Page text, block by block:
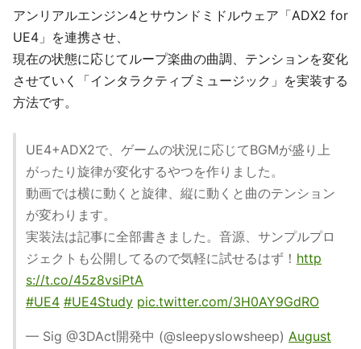
アンリアルエンジン4とサウンドミドルウェア「ADX2 for
UE4」を連携させ、
現在の状態に応じてループ楽曲の曲調、テンションを変化
させていく「インタラクティブミュージック」を実装する
方法です。
UE4+ADX2で、ゲームの状況に応じてBGMが盛り上
がったり旋律が変化するやつを作りました。
動画では横に動くと旋律、縦に動くと曲のテンション
が変わります。
実装法は記事に全部書きました。音源、サンプルプロ
ジェクトも公開してるので気軽に試せるはず！ http
s://t.co/45z8vsiPtA
#UE4 #UE4Study pic.twitter.com/3H0AY9GdRO
— Sig @3DAct開発中 (@sleepyslowsheep) August